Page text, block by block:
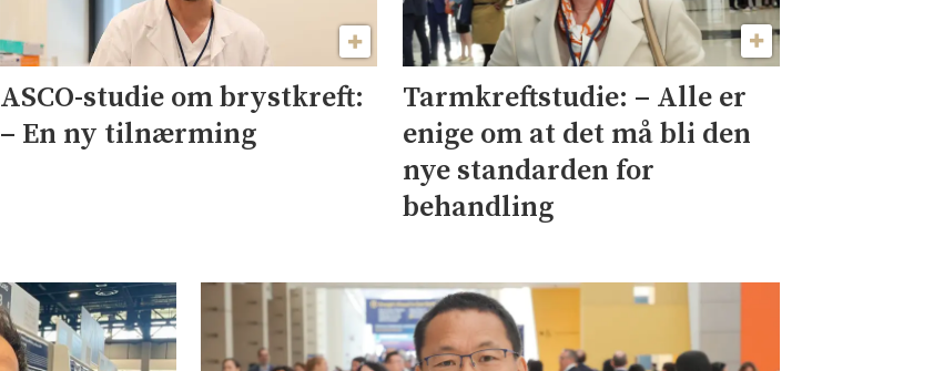
ASCO-studie om brystkreft:
– En ny tilnærming
Tarmkreftstudie: – Alle er
enige om at det må bli den
nye standarden for
behandling